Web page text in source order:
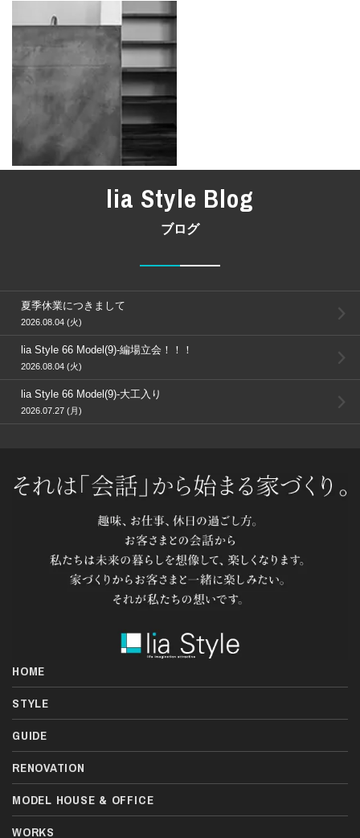
lia Style Blog
ブログ
夏季休業につきまして
2026.08.04 (火)
lia Style 66 Model(9)-編場立会！！！
2026.08.04 (火)
lia Style 66 Model(9)-大工入り
2026.07.27 (月)
HOME
STYLE
GUIDE
RENOVATION
MODEL HOUSE & OFFICE
WORKS